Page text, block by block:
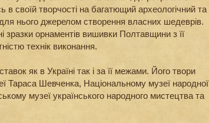
в своїй творчості на багатющий археологічний та
нього джерелом створення власних шедеврів.
зразки орнаментів вишивки Полтавщини з її
технік виконання.
як в Україні так і за її межами. Його твори
Тараса Шевченка, Національному музеї народної
музеї українського народного мистецтва та